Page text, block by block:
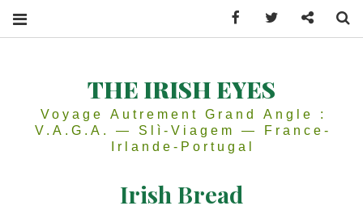
THE IRISH EYES
Voyage Autrement Grand Angle :
V.A.G.A. — Slì-Viagem — France-
Irlande-Portugal
Irish Bread
Facebook Twitter